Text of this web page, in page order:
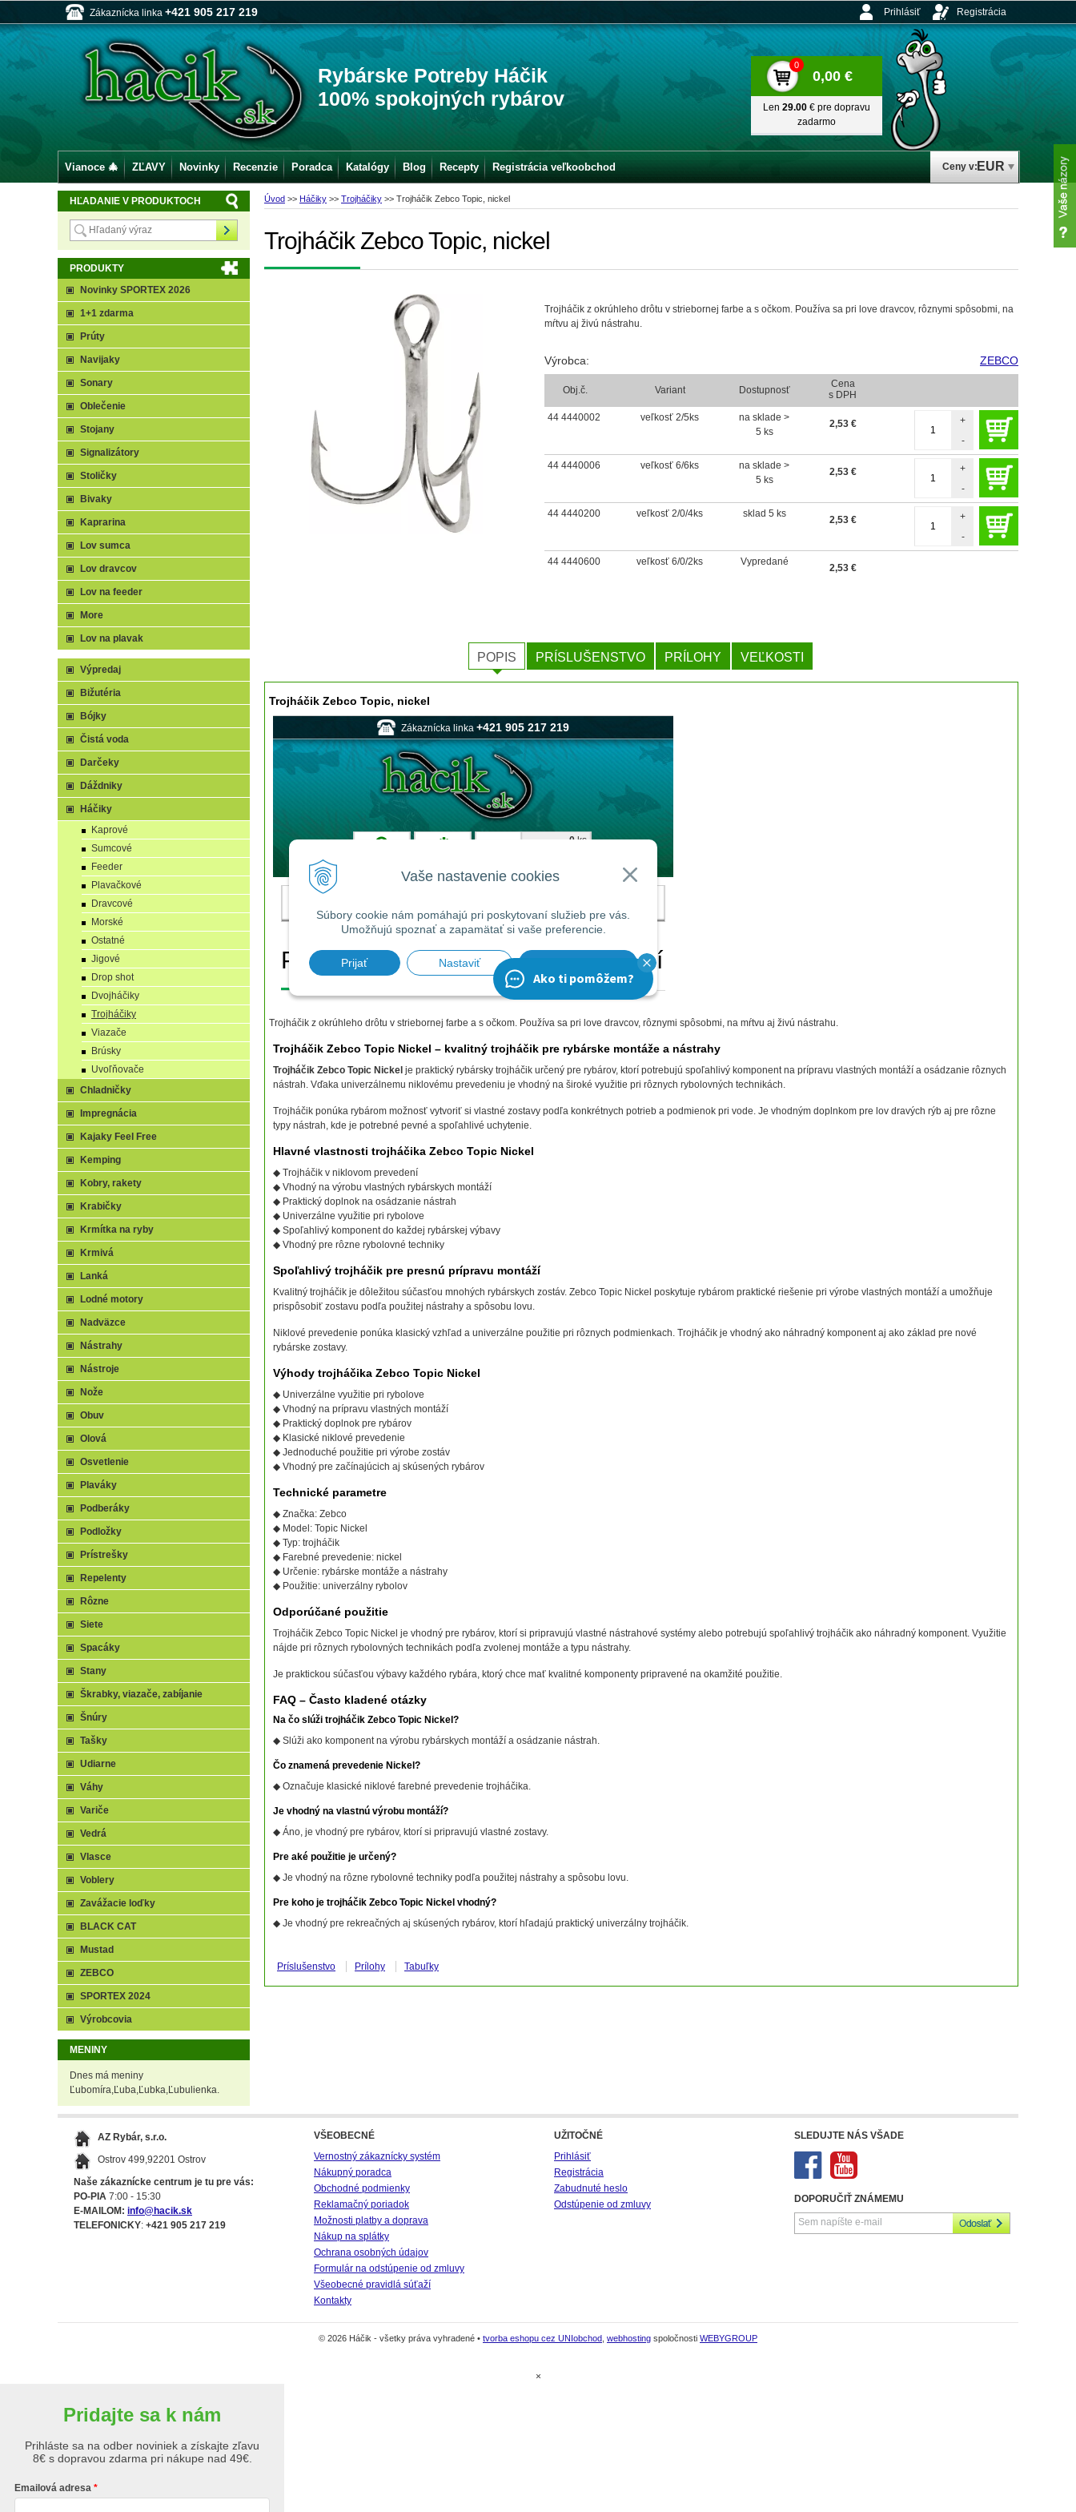
Zákaznícka linka +421 905 217 219
Rybárske Potreby Háčik
100% spokojných rybárov
Ceny v: EUR
Prihlásiť Registrácia
0
0,00 €
Len 29.00 € pre dopravu
zadarmo
Úvod >> Háčiky >> Trojháčiky >> Trojháčik Zebco Topic, nickel
Trojháčik Zebco Topic, nickel
Trojháčik z okrúhleho drôtu v striebornej farbe a s očkom. Používa sa pri love dravcov, rôznymi spôsobmi, na
mŕtvu aj živú nástrahu.
Výrobca: ZEBCO
Obj.č. Variant Dostupnosť
Cena
s DPH
44 4440002
veľkosť 2/5ks
na sklade >
5 ks
2,53 €
-
+
44 4440006 veľkosť 6/6ks
na sklade >
5 ks
2,53 €
-
+
44 4440200 veľkosť 2/0/4ks sklad 5 ks
2,53 €
-
+
44 4440600 veľkosť 6/0/2ks Vypredané
2,53 €
POPIS PRÍSLUŠENSTVO PRÍLOHY VEĽKOSTI
Trojháčik Zebco Topic, nickel
Trojháčik z okrúhleho drôtu v striebornej farbe a s očkom. Používa sa pri love dravcov, rôznymi spôsobmi, na mŕtvu aj živú nástrahu.
Trojháčik Zebco Topic Nickel – kvalitný trojháčik pre rybárske montáže a nástrahy
Trojháčik Zebco Topic Nickel je praktický rybársky trojháčik určený pre rybárov, ktorí potrebujú spoľahlivý komponent na prípravu vlastných montáží a osádzanie rôznych
nástrah. Vďaka univerzálnemu niklovému prevedeniu je vhodný na široké využitie pri rôznych rybolovných technikách.
Trojháčik ponúka rybárom možnosť vytvoriť si vlastné zostavy podľa konkrétnych potrieb a podmienok pri vode. Je vhodným doplnkom pre lov dravých rýb aj pre rôzne
typy nástrah, kde je potrebné pevné a spoľahlivé uchytenie.
Hlavné vlastnosti trojháčika Zebco Topic Nickel
◆ Trojháčik v niklovom prevedení
◆ Vhodný na výrobu vlastných rybárskych montáží
◆ Praktický doplnok na osádzanie nástrah
◆ Univerzálne využitie pri rybolove
◆ Spoľahlivý komponent do každej rybárskej výbavy
◆ Vhodný pre rôzne rybolovné techniky
Spoľahlivý trojháčik pre presnú prípravu montáží
Kvalitný trojháčik je dôležitou súčasťou mnohých rybárskych zostáv. Zebco Topic Nickel poskytuje rybárom praktické riešenie pri výrobe vlastných montáží a umožňuje
prispôsobiť zostavu podľa použitej nástrahy a spôsobu lovu.
Niklové prevedenie ponúka klasický vzhľad a univerzálne použitie pri rôznych podmienkach. Trojháčik je vhodný ako náhradný komponent aj ako základ pre nové
rybárske zostavy.
Výhody trojháčika Zebco Topic Nickel
◆ Univerzálne využitie pri rybolove
◆ Vhodný na prípravu vlastných montáží
◆ Praktický doplnok pre rybárov
◆ Klasické niklové prevedenie
◆ Jednoduché použitie pri výrobe zostáv
◆ Vhodný pre začínajúcich aj skúsených rybárov
Technické parametre
◆ Značka: Zebco
◆ Model: Topic Nickel
◆ Typ: trojháčik
◆ Farebné prevedenie: nickel
◆ Určenie: rybárske montáže a nástrahy
◆ Použitie: univerzálny rybolov
Odporúčané použitie
Trojháčik Zebco Topic Nickel je vhodný pre rybárov, ktorí si pripravujú vlastné nástrahové systémy alebo potrebujú spoľahlivý trojháčik ako náhradný komponent. Využitie
nájde pri rôznych rybolovných technikách podľa zvolenej montáže a typu nástrahy.
Je praktickou súčasťou výbavy každého rybára, ktorý chce mať kvalitné komponenty pripravené na okamžité použitie.
FAQ – Často kladené otázky
Na čo slúži trojháčik Zebco Topic Nickel?
◆ Slúži ako komponent na výrobu rybárskych montáží a osádzanie nástrah.
Čo znamená prevedenie Nickel?
◆ Označuje klasické niklové farebné prevedenie trojháčika.
Je vhodný na vlastnú výrobu montáží?
◆ Áno, je vhodný pre rybárov, ktorí si pripravujú vlastné zostavy.
Pre aké použitie je určený?
◆ Je vhodný na rôzne rybolovné techniky podľa použitej nástrahy a spôsobu lovu.
Pre koho je trojháčik Zebco Topic Nickel vhodný?
◆ Je vhodný pre rekreačných aj skúsených rybárov, ktorí hľadajú praktický univerzálny trojháčik.
Príslušenstvo Prílohy Tabuľky
HĽADANIE V PRODUKTOCH
PRODUKTY
Novinky SPORTEX 2026
1+1 zdarma
Prúty
Navijaky
Sonary
Oblečenie
Stojany
Signalizátory
Stoličky
Bivaky
Kaprarina
Lov sumca
Lov dravcov
Lov na feeder
More
Lov na plavak
Výpredaj
Bižutéria
Bójky
Čistá voda
Darčeky
Dáždniky
Háčiky
Kaprové
Sumcové
Feeder
Plavačkové
Dravcové
Morské
Ostatné
Jigové
Drop shot
Dvojháčiky
Trojháčiky
Viazače
Brúsky
Uvoľňovače
Chladničky
Impregnácia
Kajaky Feel Free
Kemping
Kobry, rakety
Krabičky
Krmítka na ryby
Krmivá
Lanká
Lodné motory
Nadväzce
Nástrahy
Nástroje
Nože
Obuv
Olová
Osvetlenie
Plaváky
Podberáky
Podložky
Prístrešky
Repelenty
Rôzne
Siete
Spacáky
Stany
Škrabky, viazače, zabíjanie
Šnúry
Tašky
Udiarne
Váhy
Variče
Vedrá
Vlasce
Voblery
Zavážacie loďky
BLACK CAT
Mustad
ZEBCO
SPORTEX 2024
Výrobcovia
MENINY
Dnes má meniny
Ľubomíra,Ľuba,Ľubka,Ľubulienka.
Vianoce 🎄 ZĽAVY Novinky Recenzie Poradca Katalógy Blog Recepty Registrácia veľkoobchod
AZ Rybár, s.r.o.
Ostrov 499,92201 Ostrov
Naše zákaznícke centrum je tu pre vás:
PO-PIA 7:00 - 15:30
E-MAILOM: info@hacik.sk
TELEFONICKY: +421 905 217 219
VŠEOBECNÉ
Vernostný zákaznícky systém
Nákupný poradca
Obchodné podmienky
Reklamačný poriadok
Možnosti platby a doprava
Nákup na splátky
Ochrana osobných údajov
Formulár na odstúpenie od zmluvy
Všeobecné pravidlá súťaží
Kontakty
UŽITOČNÉ
Prihlásiť
Registrácia
Zabudnuté heslo
Odstúpenie od zmluvy
SLEDUJTE NÁS VŠADE
DOPORUČIŤ ZNÁMEMU
© 2026 Háčik - všetky práva vyhradené • tvorba eshopu cez UNIobchod webhosting spoločnosti WEBYGROUP
×
Pridajte sa k nám
Prihláste sa na odber noviniek a získajte zľavu
8€ s dopravou zdarma pri nákupe nad 49€.
Emailová adresa